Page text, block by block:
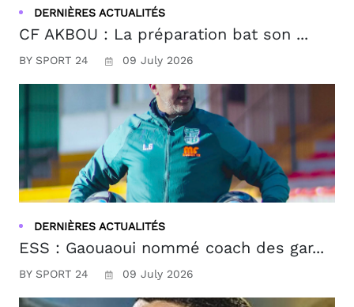
DERNIÈRES ACTUALITÉS
CF AKBOU : La préparation bat son ...
BY SPORT 24 09 July 2026
DERNIÈRES ACTUALITÉS
ESS : Gaouaoui nommé coach des gar...
BY SPORT 24 09 July 2026